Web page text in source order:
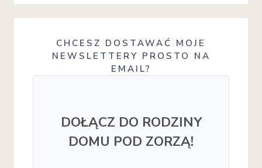
CHCESZ DOSTAWAĆ MOJE
NEWSLETTERY PROSTO NA
EMAIL?
DOŁĄCZ DO RODZINY
DOMU POD ZORZĄ!